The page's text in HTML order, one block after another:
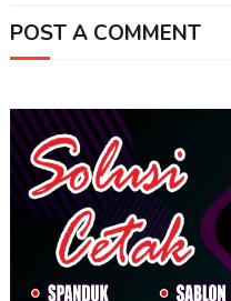
POST A COMMENT